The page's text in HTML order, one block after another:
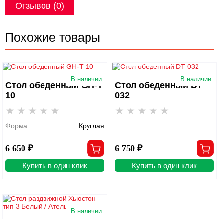
Отзывов (0)
Похожие товары
В наличии
Стол обеденный GH-T
10
Форма Круглая
6 650 ₽
Купить в один клик
В наличии
Стол обеденный DT
032
6 750 ₽
Купить в один клик
В наличии